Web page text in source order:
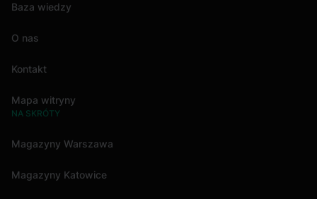
Baza wiedzy
O nas
Kontakt
Mapa witryny
NA SKRÓTY
Magazyny Warszawa
Magazyny Katowice